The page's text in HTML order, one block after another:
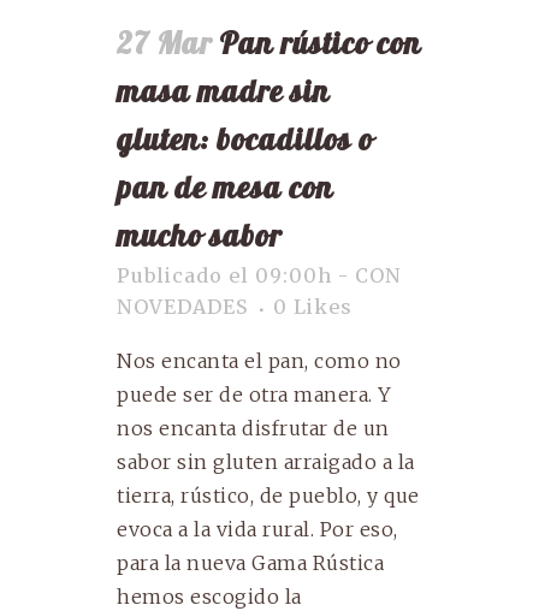
27 Mar Pan rústico con
masa madre sin
gluten: bocadillos o
pan de mesa con
mucho sabor
Publicado el 09:00h - CON
NOVEDADES
0 Likes
Nos encanta el pan, como no
puede ser de otra manera. Y
nos encanta disfrutar de un
sabor sin gluten arraigado a la
tierra, rústico, de pueblo, y que
evoca a la vida rural. Por eso,
para la nueva Gama Rústica
hemos escogido la